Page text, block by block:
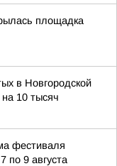
площадка
в Новгородской
10 тысяч
фестиваля
по 9 августа